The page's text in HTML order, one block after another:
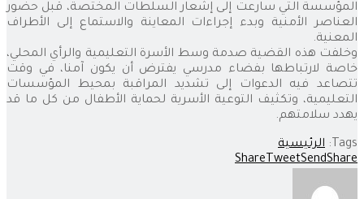
المؤسسة التي سارعت إلى إشعار السلطات المختصة، قبل حضور
العناصر الأمنية وبدء إجراءات المعاينة والاستماع إلى الأطراف
المعنية.
وخلفت هذه القضية صدمة وسط الأسرة التعليمية والرأي المحلي،
خاصة لارتباطها بفضاء مدرسي يفترض أن يكون آمنا، في وقت
تتصاعد فيه الدعوات إلى تشديد المراقبة بمحيط المؤسسات
التعليمية، وتكثيف التوعية الأسرية لحماية الأطفال من كل ما قد
يهدد سلامتهم.
Tags:
الرئيسية
ShareTweetSendShare